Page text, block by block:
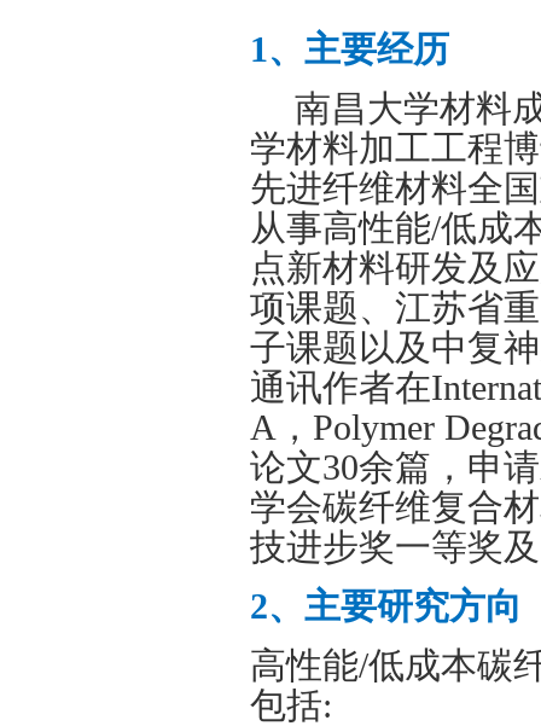
1、主要经历
南昌大学材料
学材料加工工程
先进纤维材料全
从事高性能/低成
点新材料研发及
项课题、江苏省
子课题以及中复
通讯作者在
A ， Polymer
论文30余篇，申
学会碳纤维复合
技进步奖一等奖及
2、主要研究方向
高性能/低成本碳
包括: